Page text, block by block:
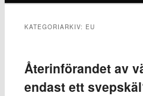
KATEGORIARKIV: EU
Återinförandet av
endast ett